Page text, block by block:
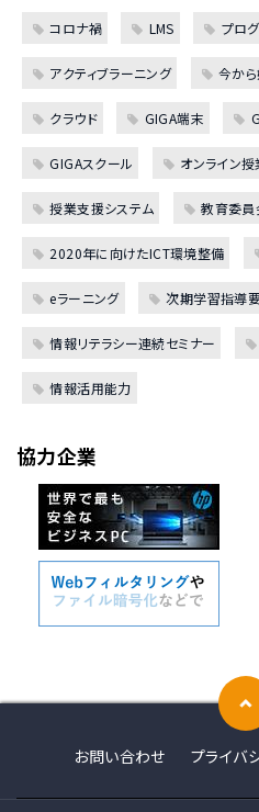
コロナ禍 LMS プロ
アクティブラーニング 今から
クラウド GIGA端末
GIGAスクール オンライン授
授業支援システム 教育委員
2020年に向けたICT環境整備
eラーニング 次期学習指導
情報リテラシー連続セミナー
情報活用能力
協力企業
お問い合わせ プライバ